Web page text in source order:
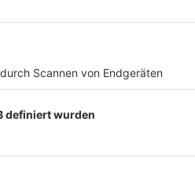
- -
- - -